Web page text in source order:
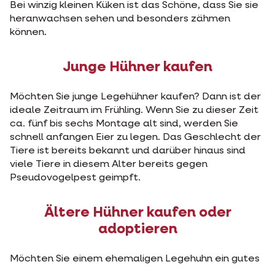
Bei winzig kleinen Küken ist das Schöne, dass Sie sie
heranwachsen sehen und besonders zähmen
können.
Junge Hühner kaufen
Möchten Sie junge Legehühner kaufen? Dann ist der
ideale Zeitraum im Frühling. Wenn Sie zu dieser Zeit
ca. fünf bis sechs Montage alt sind, werden Sie
schnell anfangen Eier zu legen. Das Geschlecht der
Tiere ist bereits bekannt und darüber hinaus sind
viele Tiere in diesem Alter bereits gegen
Pseudovogelpest geimpft.
Ältere Hühner kaufen oder
adoptieren
Möchten Sie einem ehemaligen Legehuhn ein gutes